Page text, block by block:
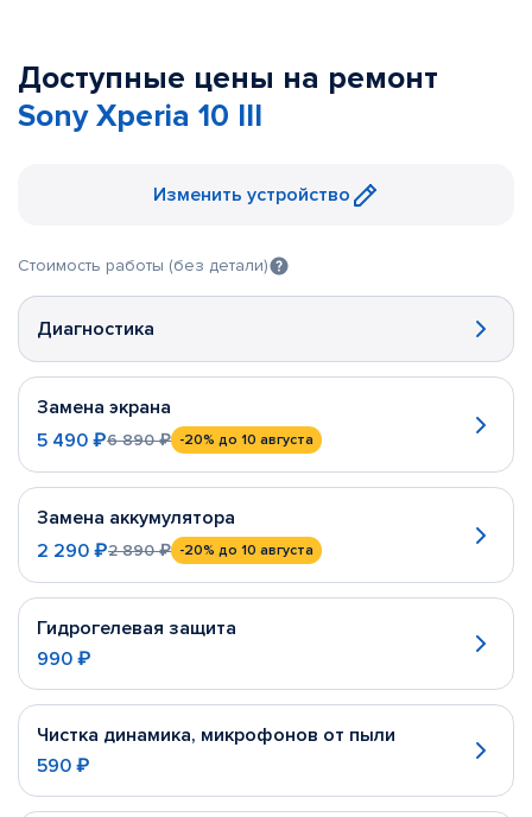
Доступные цены на ремонт
Sony Xperia 10 III
Изменить устройство
Стоимость работы (без детали)
Диагностика
Замена экрана
5 490 ₽6 890 ₽ -20% до 10 августа
Замена аккумулятора
2 290 ₽2 890 ₽ -20% до 10 августа
Гидрогелевая защита
990 ₽
Чистка динамика, микрофонов от пыли
590 ₽